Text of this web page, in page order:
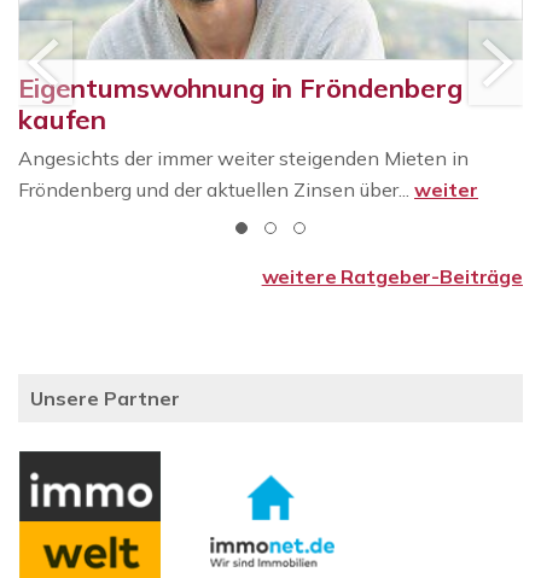
Eigentumswohnung in Fröndenberg
kaufen
Angesichts der immer weiter steigenden Mieten in
Fröndenberg und der aktuellen Zinsen über... weiter
weitere Ratgeber-Beiträge
Unsere Partner